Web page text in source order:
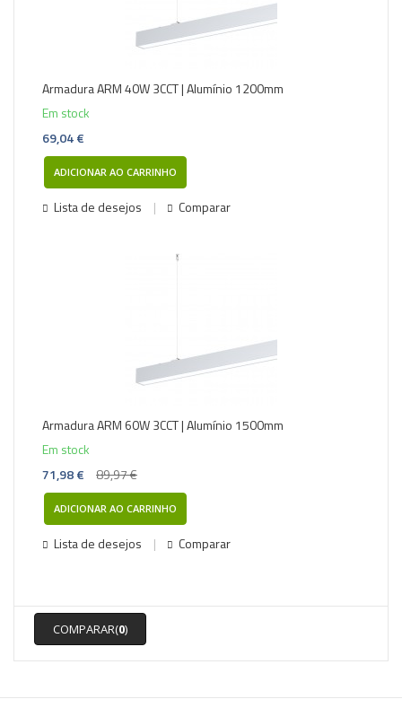
Armadura ARM 40W 3CCT | Alumínio 1200mm
Em stock
69,04 €
ADICIONAR AO CARRINHO
Lista de desejos Comparar
Armadura ARM 60W 3CCT | Alumínio 1500mm
Em stock
71,98 €
89,97 €
ADICIONAR AO CARRINHO
Lista de desejos Comparar
COMPARAR(0)